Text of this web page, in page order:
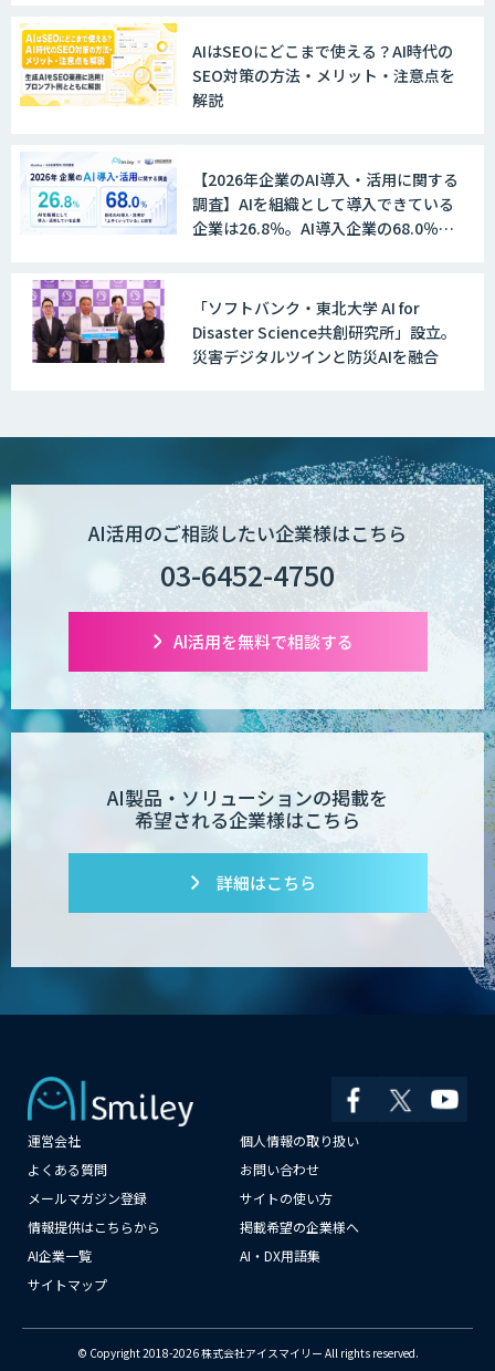
GENIEE SFA/CRM
WAN-RECORD Plus
Explaza 生成AI Partner | AX
POPstation
業務特化型AIエージェントの開発支援
「業務AIプロ」
Dify導入支援
Dify開発支援
展示会の名刺を商談に変える
「GenLead」
RAG技術研修
SELFBOT AIエージェント
AIはSEOにどこまで使える？AI時代の
SEO対策の方法・メリット・注意点を
解説
【2026年企業のAI導入・活用に関する
調査】AIを組織として導入できている
企業は26.8％。AI導入企業の68.0％
「ソフトバンク・東北大学 AI for
Disaster Science共創研究所」設立。
災害デジタルツインと防災AIを融合
AI活用のご相談したい企業様はこちら
03-6452-4750
AI活用を無料で相談する
AI製品・ソリューションの掲載を
希望される企業様はこちら
詳細はこちら
運営会社
個人情報の取り扱い
よくある質問
お問い合わせ
メールマガジン登録
サイトの使い方
情報提供はこちらから
掲載希望の企業様へ
AI企業一覧
AI・DX用語集
サイトマップ
© Copyright 2018-2026 株式会社アイスマイリー All rights reserved.